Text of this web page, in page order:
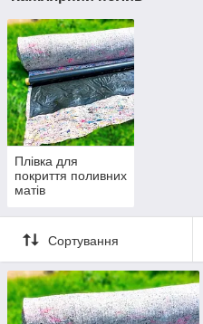
Плівка для
покриття поливних
матів
Сортування